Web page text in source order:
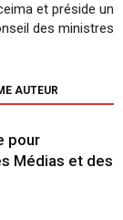
et préside un
des ministres
AUTEUR
pour
Médias et des